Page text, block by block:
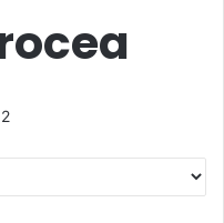
Posortowane
według
najnowszych